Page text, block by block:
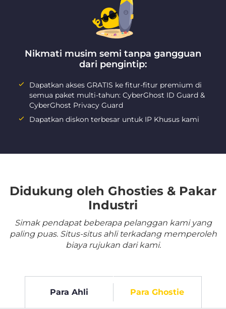
Nikmati musim semi tanpa gangguan
dari pengintip:
Dapatkan akses GRATIS ke fitur-fitur premium di
semua paket multi-tahun: CyberGhost ID Guard &
CyberGhost Privacy Guard
Dapatkan diskon terbesar untuk IP Khusus kami
Didukung oleh Ghosties & Pakar
Industri
Simak pendapat beberapa pelanggan kami yang
paling puas. Situs-situs ahli terkadang memperoleh
biaya rujukan dari kami.
Para Ahli Para Ghostie